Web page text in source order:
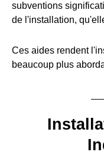
subventions
de l'installation,
Ces aides rendent
beaucoup plus